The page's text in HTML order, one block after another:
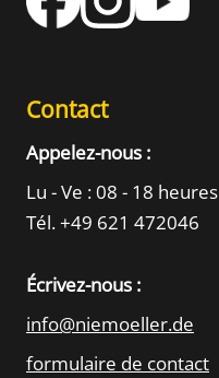
Contact
Appelez-nous :
Lu - Ve : 08 - 18 heures
Tél. +49 621 472046
Écrivez-nous :
info@niemoeller.de
formulaire de contact